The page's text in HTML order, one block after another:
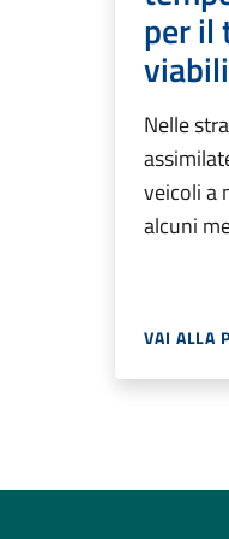
per il
Nelle
veicoli a
alcuni
VAI ALLA